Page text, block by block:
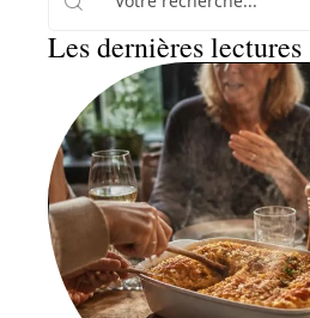
Les dernières lectures